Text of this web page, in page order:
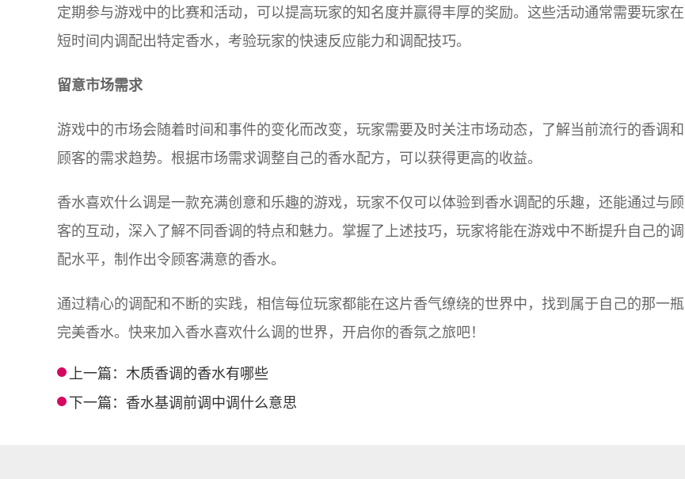
定期参与游戏中的比赛和活动，可以提高玩家的知名度并赢得丰厚的奖励。这些活动通常需要玩家在
短时间内调配出特定香水，考验玩家的快速反应能力和调配技巧。
留意市场需求
游戏中的市场会随着时间和事件的变化而改变，玩家需要及时关注市场动态，了解当前流行的香调和
顾客的需求趋势。根据市场需求调整自己的香水配方，可以获得更高的收益。
香水喜欢什么调是一款充满创意和乐趣的游戏，玩家不仅可以体验到香水调配的乐趣，还能通过与顾
客的互动，深入了解不同香调的特点和魅力。掌握了上述技巧，玩家将能在游戏中不断提升自己的调
配水平，制作出令顾客满意的香水。
通过精心的调配和不断的实践，相信每位玩家都能在这片香气缭绕的世界中，找到属于自己的那一瓶
完美香水。快来加入香水喜欢什么调的世界，开启你的香氛之旅吧！
上一篇： 木质香调的香水有哪些
下一篇： 香水基调前调中调什么意思